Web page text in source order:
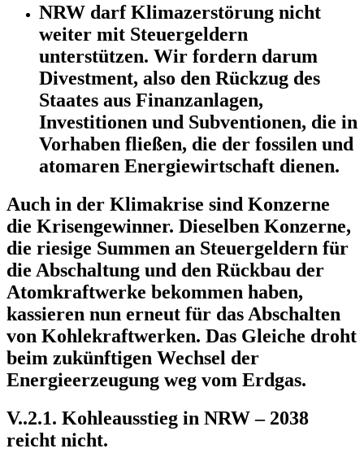
NRW darf Klimazerstörung nicht
weiter mit Steuergeldern
unterstützen. Wir fordern darum
Divestment, also den Rückzug des
Staates aus Finanzanlagen,
Investitionen und Subventionen, die in
Vorhaben fließen, die der fossilen und
atomaren Energiewirtschaft dienen.
Auch in der Klimakrise sind Konzerne
die Krisengewinner. Dieselben Konzerne,
die riesige Summen an Steuergeldern für
die Abschaltung und den Rückbau der
Atomkraftwerke bekommen haben,
kassieren nun erneut für das Abschalten
von Kohlekraftwerken. Das Gleiche droht
beim zukünftigen Wechsel der
Energieerzeugung weg vom Erdgas.
V..2.1. Kohleausstieg in NRW – 2038
reicht nicht.